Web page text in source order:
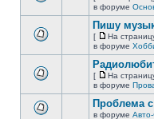
непрочитанных
сообщений.
этой
непрочитанных
сообщений.
На
страницу
в форуме
этой
непрочитанных
сообщений.
Пишу
[
На
страницу
На
в форуме
этой
[
На
страницу
На
в форуме
Проблема
в форуме